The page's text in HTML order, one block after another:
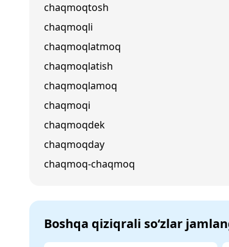
chaqmoqtosh
chaqmoqli
chaqmoqlatmoq
chaqmoqlatish
chaqmoqlamoq
chaqmoqi
chaqmoqdek
chaqmoqday
chaqmoq-chaqmoq
Boshqa qiziqrali so‘zlar